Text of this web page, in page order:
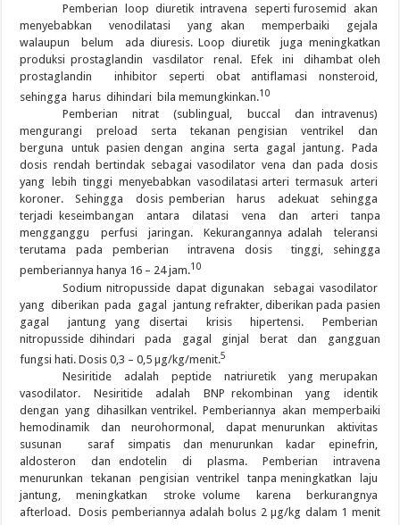
Pemberian loop diuretik intravena seperti furosemid akan
menyebabkan venodilatasi yang akan memperbaiki gejala
walaupun belum ada diuresis. Loop diuretik juga meningkatkan
produksi prostaglandin vasdilator renal. Efek ini dihambat oleh
prostaglandin inhibitor seperti obat antiflamasi nonsteroid,
sehingga harus dihindari bila memungkinkan.10
Pemberian nitrat (sublingual, buccal dan intravenus)
mengurangi preload serta tekanan pengisian ventrikel dan
berguna untuk pasien dengan angina serta gagal jantung. Pada
dosis rendah bertindak sebagai vasodilator vena dan pada dosis
yang lebih tinggi menyebabkan vasodilatasi arteri termasuk arteri
koroner. Sehingga dosis pemberian harus adekuat sehingga
terjadi keseimbangan antara dilatasi vena dan arteri tanpa
mengganggu perfusi jaringan. Kekurangannya adalah teleransi
terutama pada pemberian intravena dosis tinggi, sehingga
pemberiannya hanya 16 – 24 jam.10
Sodium nitropusside dapat digunakan sebagai vasodilator
yang diberikan pada gagal jantung refrakter, diberikan pada pasien
gagal jantung yang disertai krisis hipertensi. Pemberian
nitropusside dihindari pada gagal ginjal berat dan gangguan
fungsi hati. Dosis 0,3 – 0,5 µg/kg/menit.5
Nesiritide adalah peptide natriuretik yang merupakan
vasodilator. Nesiritide adalah BNP rekombinan yang identik
dengan yang dihasilkan ventrikel. Pemberiannya akan memperbaiki
hemodinamik dan neurohormonal, dapat menurunkan aktivitas
susunan saraf simpatis dan menurunkan kadar epinefrin,
aldosteron dan endotelin di plasma. Pemberian intravena
menurunkan tekanan pengisian ventrikel tanpa meningkatkan laju
jantung, meningkatkan stroke volume karena berkurangnya
afterload. Dosis pemberiannya adalah bolus 2 µg/kg dalam 1 menit